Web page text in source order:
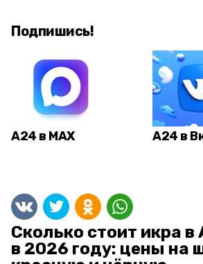
Подпишись!
А24 в MAX А24 в
Сколько стоит икра в
в 2026 году: цены на